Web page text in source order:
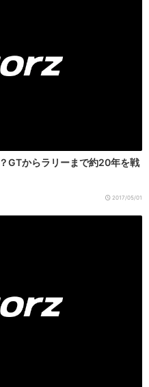
GTからラリーまで約20年を戦
2017/05/01